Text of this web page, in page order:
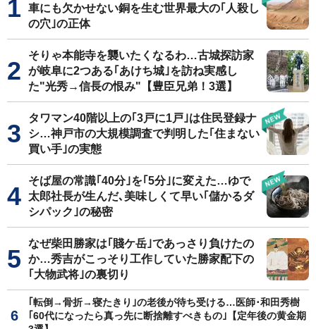
車にも欠かせない銅を生む世界最大の｢人殺し
の穴｣の正体
そりゃ本能寺を襲いたくなるわ…古城探訪家
が岐阜に2つある｢あけち城｣を訪ね実感し
た"光秀→信長の恨み"【豊臣兄弟！3選】
タワマン40階以上の｢3戸に1戸｣は住民登録ナ
シ…神戸市の大規模調査で判明した｢住まない
買い手｣の実態
そば屋の常識｢40分｣を｢5分｣に変えた…ゆで
太郎社長が生んだ､美味しくて早い｢儲かるダ
シパック｣の秘密
なぜ柴田勝家は｢賤ケ岳｣であっさり負けたの
か…秀吉がこっそり工作していた勝家配下の
｢大物武将｣の裏切り
｢転倒→骨折→寝たきり｣の老後が待ち受ける…医師･和田秀樹
｢60代になったら真っ先に断捨離すべきもの｣【定年後の黄金期